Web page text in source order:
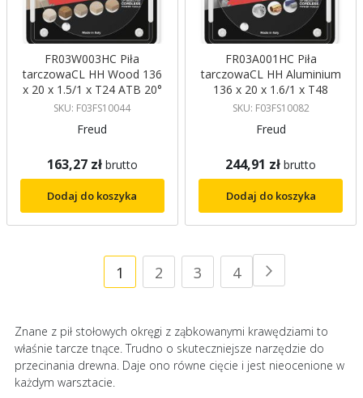
FR03W003HC Piła
tarczowaCL HH Wood 136
x 20 x 1.5/1 x T24 ATB 20°
Freud
SKU: F03FS10044
Freud
163,27 zł brutto
Dodaj do koszyka
FR03A001HC Piła
tarczowaCL HH Aluminium
136 x 20 x 1.6/1 x T48
HLTCG 0° Freud
SKU: F03FS10082
Freud
244,91 zł brutto
Dodaj do koszyka
Strona
Aktualnie
stronę
1 Strona
2 Strona
3 Strona
4
Znane z pił stołowych okręgi z ząbkowanymi krawędziami to
właśnie tarcze tnące. Trudno o skuteczniejsze narzędzie do
przecinania drewna. Daje ono równe cięcie i jest nieocenione w
każdym warsztacie.